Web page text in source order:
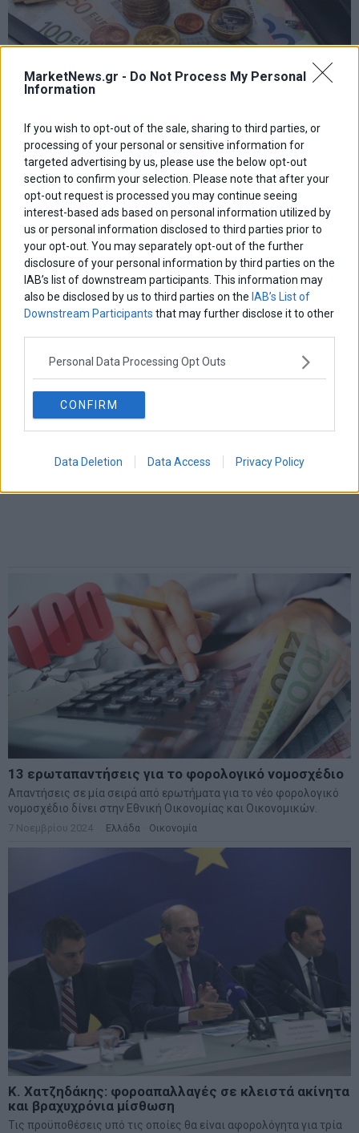
MarketNews.gr - Do Not Process My Personal
Information
If you wish to opt-out of the sale, sharing to third parties, or
processing of your personal or sensitive information for
targeted advertising by us, please use the below opt-out
section to confirm your selection. Please note that after your
opt-out request is processed you may continue seeing
interest-based ads based on personal information utilized by
us or personal information disclosed to third parties prior to
your opt-out. You may separately opt-out of the further
disclosure of your personal information by third parties on the
IAB’s list of downstream participants. This information may
also be disclosed by us to third parties on the IAB’s List of
Downstream Participants that may further disclose it to other
Personal Data Processing Opt Outs
CONFIRM
Data Deletion Data Access Privacy Policy
Φορολογικό νομοσχέδιο: Καταργείται ο ΕΝΦΙΑ στα
διατηρητέα αξίας έως €400.000 – Μηδενικός ΦΠΑ
στις νέες οικοδομές
Με πρόσθετες θετικές ρυθμίσεις κατατέθηκε χθες στη Βουλή το
φορολογικό νομοσχέδιο με τίτλο «Μέτρα για την ενίσχυση του
εισοδήματος, φορολογικά κίνητρα για την καινοτομία και τους
μετασχηματισμούς επιχειρήσεων και άλλες διατάξεις».
26 Νοεμβρίου 2024 Ελλάδα · Οικονομία
13 ερωταπαντήσεις για το φορολογικό νομοσχέδιο
Απαντήσεις σε μία σειρά από ερωτήματα για το νέο φορολογικό
νομοσχέδιο δίνει στην Εθνική Οικονομίας και Οικονομικών.
7 Νοεμβρίου 2024 Ελλάδα Οικονομία
Κ. Χατζηδάκης: φοροαπαλλαγές σε κλειστά ακίνητα
και βραχυχρόνια μίσθωση
Τις προϋποθέσεις υπό τις οποίες θα είναι αφορολόγητα για τρία